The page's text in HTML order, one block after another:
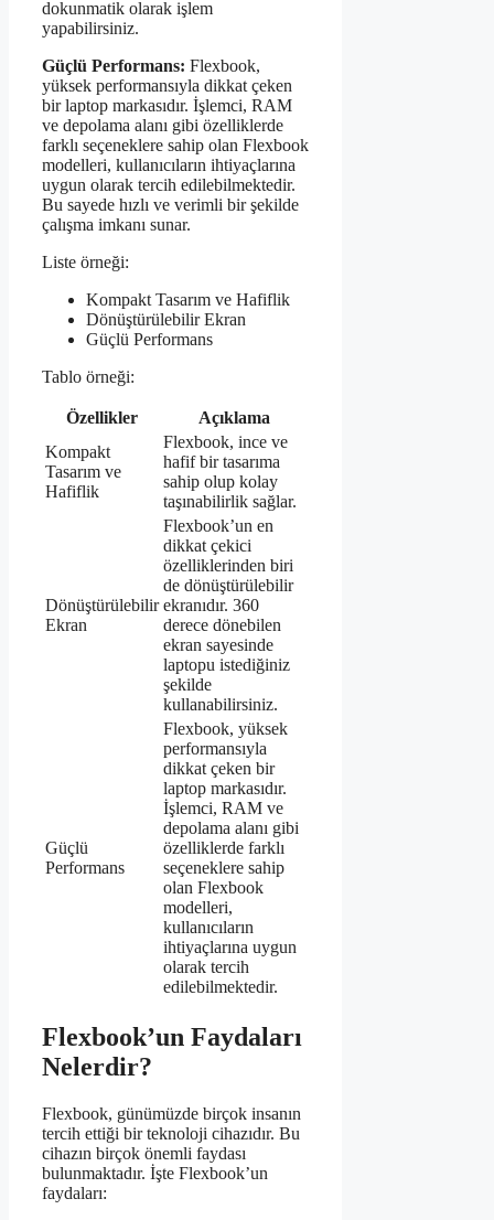
dokunmatik olarak işlem
yapabilirsiniz.
Güçlü Performans: Flexbook,
yüksek performansıyla dikkat çeken
bir laptop markasıdır. İşlemci, RAM
ve depolama alanı gibi özelliklerde
farklı seçeneklere sahip olan Flexbook
modelleri, kullanıcıların ihtiyaçlarına
uygun olarak tercih edilebilmektedir.
Bu sayede hızlı ve verimli bir şekilde
çalışma imkanı sunar.
Liste örneği:
Kompakt Tasarım ve Hafiflik
Dönüştürülebilir Ekran
Güçlü Performans
Tablo örneği:
Özellikler
Açıklama
Kompakt
Tasarım ve
Hafiflik
Flexbook, ince ve
hafif bir tasarıma
sahip olup kolay
taşınabilirlik sağlar.
Dönüştürülebilir
Ekran
Flexbook’un en
dikkat çekici
özelliklerinden biri
de dönüştürülebilir
ekranıdır. 360
derece dönebilen
ekran sayesinde
laptopu istediğiniz
şekilde
kullanabilirsiniz.
Güçlü
Performans
Flexbook, yüksek
performansıyla
dikkat çeken bir
laptop markasıdır.
İşlemci, RAM ve
depolama alanı gibi
özelliklerde farklı
seçeneklere sahip
olan Flexbook
modelleri,
kullanıcıların
ihtiyaçlarına uygun
olarak tercih
edilebilmektedir.
Flexbook’un Faydaları
Nelerdir?
Flexbook, günümüzde birçok insanın
tercih ettiği bir teknoloji cihazıdır. Bu
cihazın birçok önemli faydası
bulunmaktadır. İşte Flexbook’un
faydaları: